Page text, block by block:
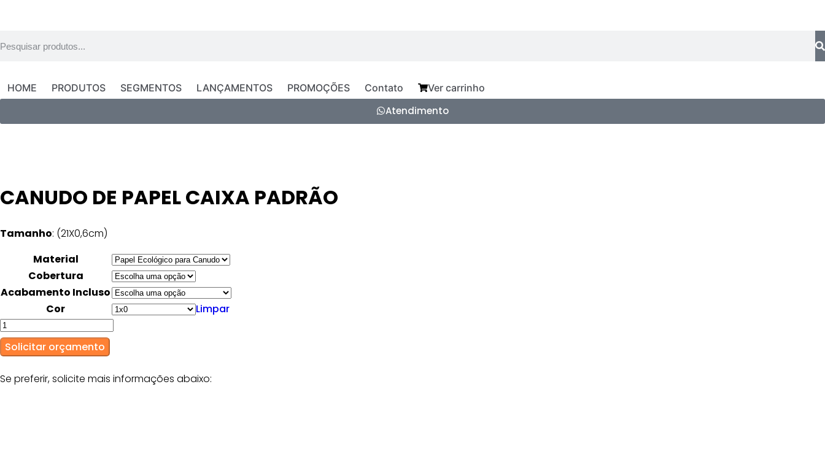
HOME PRODUTOS SEGMENTOS LANÇAMENTOS PROMOÇÕES Contato Ver carrinho
Atendimento
CANUDO DE PAPEL CAIXA PADRÃO
Tamanho: (21X0,6cm)
Material
Cobertura
Acabamento Incluso
Cor
Limpar
Solicitar orçamento
Se preferir, solicite mais informações abaixo: